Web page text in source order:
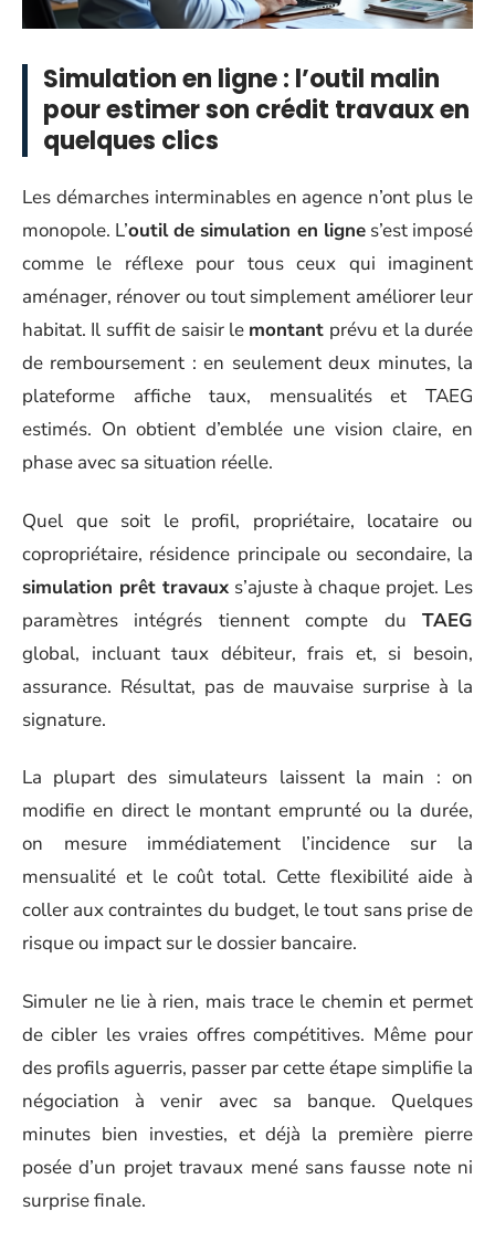
Simulation en ligne : l’outil malin
pour estimer son crédit travaux en
quelques clics
Les démarches interminables en agence n’ont plus le
monopole. L’outil de simulation en lignes’est imposé
comme le réflexe pour tous ceux qui imaginent
aménager, rénover ou tout simplement améliorer leur
habitat. Il suffit de saisir le montant prévu et la durée
de remboursement : en seulement deux minutes, la
plateforme affiche taux, mensualités et TAEG
estimés. On obtient d’emblée une vision claire, en
phase avec sa situation réelle.
Quel que soit le profil, propriétaire, locataire ou
copropriétaire, résidence principale ou secondaire, la
simulation prêt travauxs’ajuste à chaque projet. Les
paramètres intégrés tiennent compte du TAEG
global, incluant taux débiteur, frais et, si besoin,
assurance. Résultat, pas de mauvaise surprise à la
signature.
La plupart des simulateurs laissent la main : on
modifie en direct le montant emprunté ou la durée,
on mesure immédiatement l’incidence sur la
mensualité et le coût total. Cette flexibilité aide à
coller aux contraintes du budget, le tout sans prise de
risque ou impact sur le dossier bancaire.
Simuler ne lie à rien, mais trace le chemin et permet
de cibler les vraies offres compétitives. Même pour
des profils aguerris, passer par cette étape simplifie la
négociation à venir avec sa banque. Quelques
minutes bien investies, et déjà la première pierre
posée d’un projet travaux mené sans fausse note ni
surprise finale.